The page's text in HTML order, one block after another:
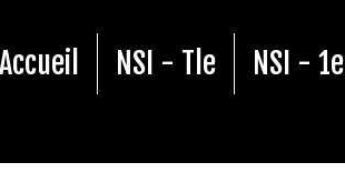
Accueil NSI - Tle NSI -